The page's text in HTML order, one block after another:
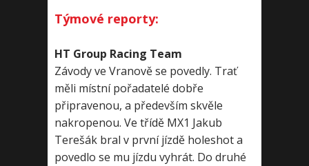
Týmové reporty:
HT Group Racing Team
Závody ve Vranově se povedly. Trať
měli místní pořadatelé dobře
připravenou, a především skvěle
nakropenou. Ve třídě MX1 Jakub
Terešák bral v první jízdě holeshot a
povedlo se mu jízdu vyhrát. Do druhé